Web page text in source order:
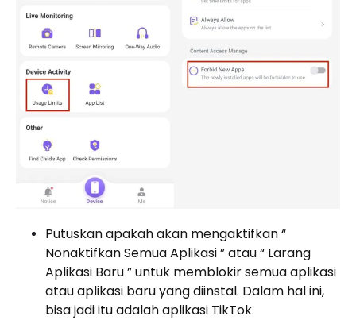
Putuskan apakah akan mengaktifkan “
Nonaktifkan Semua Aplikasi ” atau “ Larang
Aplikasi Baru ” untuk memblokir semua aplikasi
atau aplikasi baru yang diinstal. Dalam hal ini,
bisa jadi itu adalah aplikasi TikTok.